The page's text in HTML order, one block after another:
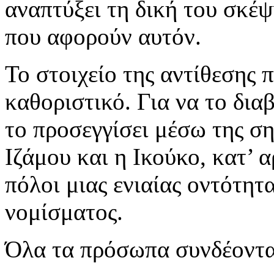
αναπτύξει τη δική του
που αφορούν αυτόν.
Το στοιχείο της αντίθεσης
καθοριστικό. Για να το
το προσεγγίσει μέσω της
Ιζάμου και η Ικούκο, κατ’
πόλοι μιας ενιαίας
νομίσματος.
Όλα τα πρόσωπα